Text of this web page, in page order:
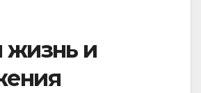
жизнь и